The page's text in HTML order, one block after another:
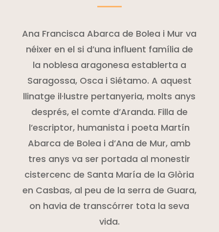
Ana Francisca Abarca de Bolea i Mur va
néixer en el si d’una influent família de
la noblesa aragonesa establerta a
Saragossa, Osca i Siétamo. A aquest
llinatge il·lustre pertanyeria, molts anys
després, el comte d’Aranda. Filla de
l’escriptor, humanista i poeta Martín
Abarca de Bolea i d’Ana de Mur, amb
tres anys va ser portada al monestir
cistercenc de Santa María de la Glòria
en Casbas, al peu de la serra de Guara,
on havia de transcórrer tota la seva
vida.